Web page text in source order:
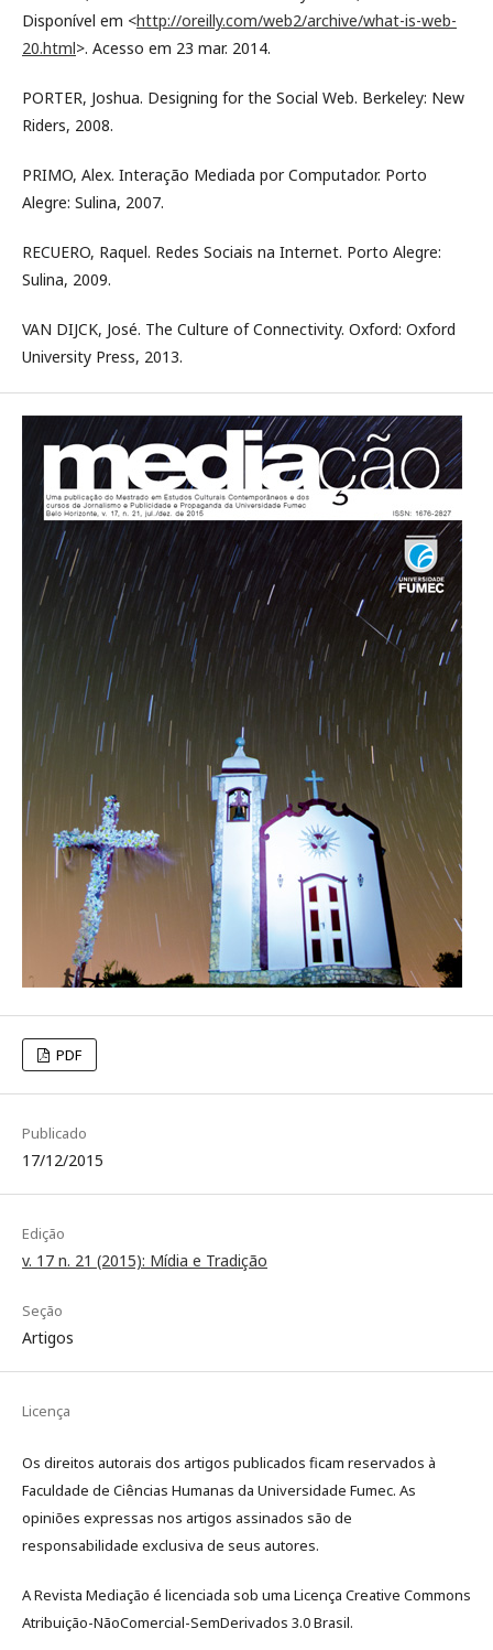
Disponível em <http://oreilly.com/web2/archive/what-is-web-
20.html>. Acesso em 23 mar. 2014.
PORTER, Joshua. Designing for the Social Web. Berkeley: New
Riders, 2008.
PRIMO, Alex. Interação Mediada por Computador. Porto
Alegre: Sulina, 2007.
RECUERO, Raquel. Redes Sociais na Internet. Porto Alegre:
Sulina, 2009.
VAN DIJCK, José. The Culture of Connectivity. Oxford: Oxford
University Press, 2013.
PDF
Publicado
17/12/2015
Edição
v. 17 n. 21 (2015): Mídia e Tradição
Seção
Artigos
Licença
Os direitos autorais dos artigos publicados ficam reservados à
Faculdade de Ciências Humanas da Universidade Fumec. As
opiniões expressas nos artigos assinados são de
responsabilidade exclusiva de seus autores.
A Revista Mediação é licenciada sob uma Licença Creative Commons
Atribuição-NãoComercial-SemDerivados 3.0 Brasil.